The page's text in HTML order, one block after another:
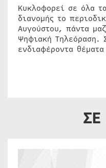
Κυκλοφορεί σε όλα
διανομής το
Αυγούστου, πάντα
Ψηφιακή Τηλεόραση.
ενδιαφέροντα